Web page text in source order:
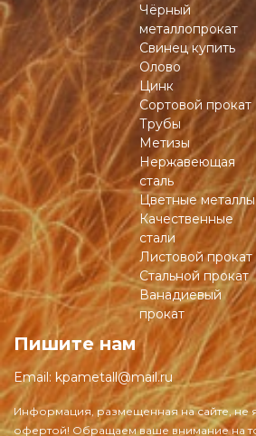
Чёрный
металлопрокат
Свинец купить
Олово
Цинк
Сортовой прокат
Трубы
Метизы
Нержавеющая
сталь
Цветные металлы
Качественные
стали
Листовой прокат
Стальной прокат
Ванадиевый
прокат
Пишите нам
Email: kpametall@mail.ru